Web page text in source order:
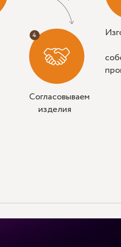
Согласовываем
изделия